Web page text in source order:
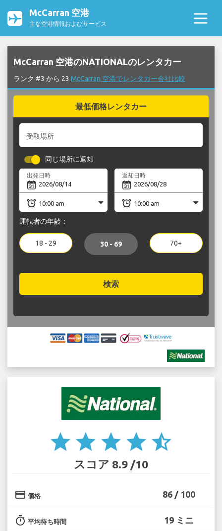
McCarran 空港
主な空港情報およびサービス
McCarran 空港のNATIONALのレンタカー
ランク #3 から 23 McCarran 空港でレンタカー会社比較
最低価格レンタカー
受取場所
同じ場所に返却
出発日時 返却日時
運転者の年齢：
18 - 29 30 - 69 70+
検索
star star star star star_half
スコア 8.9 /10
credit_card 価格 86 / 100
timer 平均待ち時間 19 ミニ